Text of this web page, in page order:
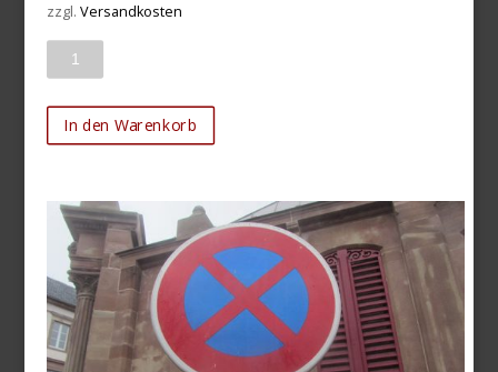
zzgl.Versandkosten
In den Warenkorb